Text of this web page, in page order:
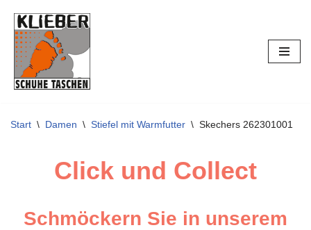
Zum
Inhalt
springen
Start \ Damen \ Stiefel mit Warmfutter \ Skechers 262301001
Click und Collect
Schmöckern Sie in unserem